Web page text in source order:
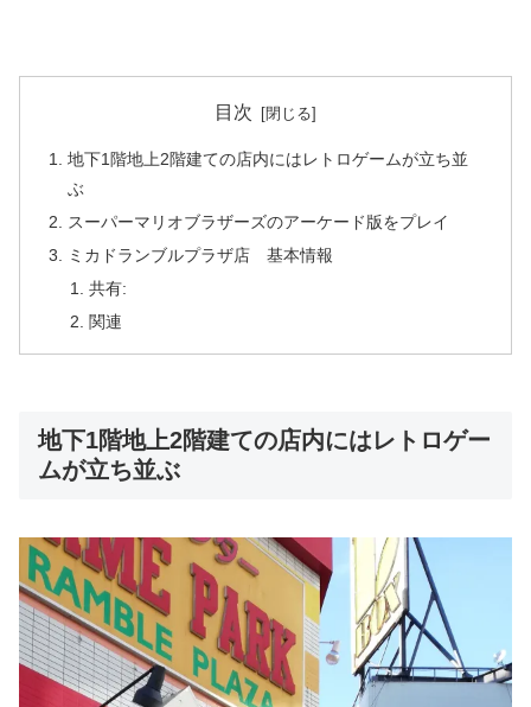
目次
地下1階地上2階建ての店内にはレトロゲームが立ち並
ぶ
スーパーマリオブラザーズのアーケード版をプレイ
ミカドランブルプラザ店 基本情報
共有:
関連
地下1階地上2階建ての店内にはレトロゲー
ムが立ち並ぶ